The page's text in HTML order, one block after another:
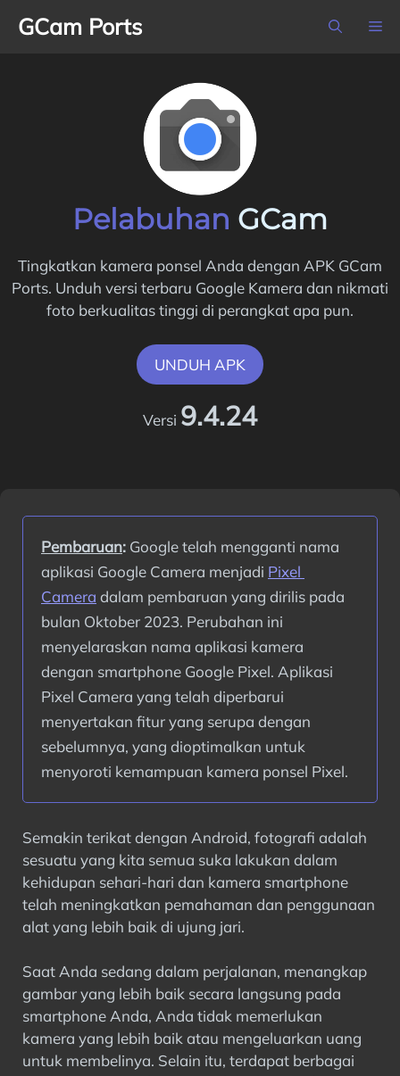
GCam Ports
Pelabuhan GCam
Tingkatkan kamera ponsel Anda dengan APK GCam
Ports. Unduh versi terbaru Google Kamera dan nikmati
foto berkualitas tinggi di perangkat apa pun.
UNDUH APK
Versi 9.4.24
Pembaruan: Google telah mengganti nama
aplikasi Google Camera menjadi Pixel
Camera dalam pembaruan yang dirilis pada
bulan Oktober 2023. Perubahan ini
menyelaraskan nama aplikasi kamera
dengan smartphone Google Pixel. Aplikasi
Pixel Camera yang telah diperbarui
menyertakan fitur yang serupa dengan
sebelumnya, yang dioptimalkan untuk
menyoroti kemampuan kamera ponsel Pixel.
Semakin terikat dengan Android, fotografi adalah
sesuatu yang kita semua suka lakukan dalam
kehidupan sehari-hari dan kamera smartphone
telah meningkatkan pemahaman dan penggunaan
alat yang lebih baik di ujung jari.
Saat Anda sedang dalam perjalanan, menangkap
gambar yang lebih baik secara langsung pada
smartphone Anda, Anda tidak memerlukan
kamera yang lebih baik atau mengeluarkan uang
untuk membelinya. Selain itu, terdapat berbagai